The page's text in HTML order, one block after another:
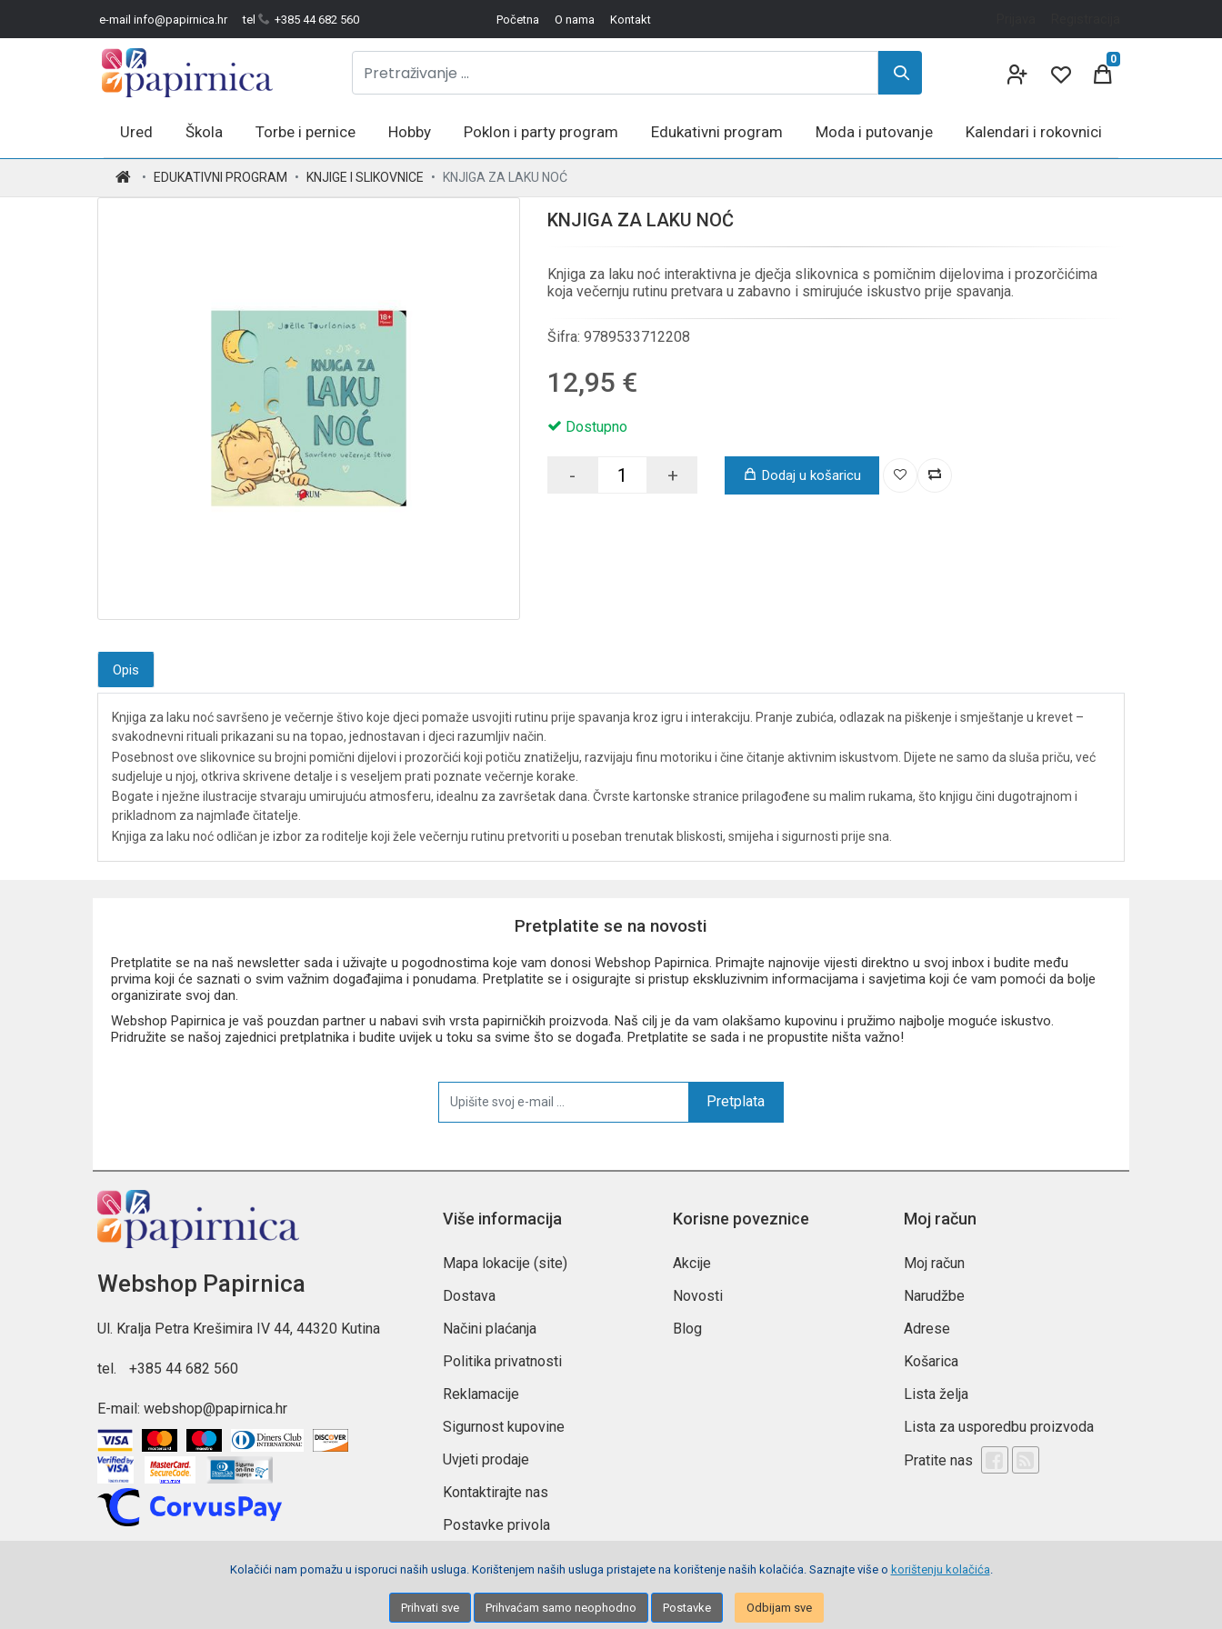
e-mail info@papirnica.hr tel +385 44 682 560 Početna O nama Kontakt
0
Ured Škola Torbe i pernice Hobby Poklon i party program Edukativni program Moda i putovanje Kalendari i rokovnici
EDUKATIVNI PROGRAM KNJIGE I SLIKOVNICE KNJIGA ZA LAKU NOĆ
KNJIGA ZA LAKU NOĆ
Knjiga za laku noć interaktivna je dječja slikovnica s pomičnim dijelovima i prozorčićima
koja večernju rutinu pretvara u zabavno i smirujuće iskustvo prije spavanja.
Šifra: 9789533712208
12,95 €
Dostupno
- + Dodaj u košaricu
Opis
Knjiga za laku noć savršeno je večernje štivo koje djeci pomaže usvojiti rutinu prije spavanja kroz igru i interakciju. Pranje zubića, odlazak na piškenje i smještanje u krevet –
svakodnevni rituali prikazani su na topao, jednostavan i djeci razumljiv način.
Posebnost ove slikovnice su brojni pomični dijelovi i prozorčići koji potiču znatiželju, razvijaju finu motoriku i čine čitanje aktivnim iskustvom. Dijete ne samo da sluša priču, već
sudjeluje u njoj, otkriva skrivene detalje i s veseljem prati poznate večernje korake.
Bogate i nježne ilustracije stvaraju umirujuću atmosferu, idealnu za završetak dana. Čvrste kartonske stranice prilagođene su malim rukama, što knjigu čini dugotrajnom i
prikladnom za najmlađe čitatelje.
Knjiga za laku noć odličan je izbor za roditelje koji žele večernju rutinu pretvoriti u poseban trenutak bliskosti, smijeha i sigurnosti prije sna.
Pretplatite se na novosti
Pretplatite se na naš newsletter sada i uživajte u pogodnostima koje vam donosi Webshop Papirnica. Primajte najnovije vijesti direktno u svoj inbox i budite među
prvima koji će saznati o svim važnim događajima i ponudama. Pretplatite se i osigurajte si pristup ekskluzivnim informacijama i savjetima koji će vam pomoći da bolje
organizirate svoj dan.
Webshop Papirnica je vaš pouzdan partner u nabavi svih vrsta papirničkih proizvoda. Naš cilj je da vam olakšamo kupovinu i pružimo najbolje moguće iskustvo.
Pridružite se našoj zajednici pretplatnika i budite uvijek u toku sa svime što se događa. Pretplatite se sada i ne propustite ništa važno!
Pretplata
Webshop Papirnica
Ul. Kralja Petra Krešimira IV 44, 44320 Kutina
tel. +385 44 682 560
E-mail: webshop@papirnica.hr
Više informacija
Mapa lokacije (site)
Dostava
Načini plaćanja
Politika privatnosti
Reklamacije
Sigurnost kupovine
Uvjeti prodaje
Kontaktirajte nas
Postavke privola
Korisne poveznice
Akcije
Novosti
Blog
Moj račun
Moj račun
Narudžbe
Adrese
Košarica
Lista želja
Lista za usporedbu proizvoda
Pratite nas
Izrada stranica Net plus d.o.o.
Kolačići nam pomažu u isporuci naših usluga. Korištenjem naših usluga pristajete na korištenje naših kolačića. Saznajte više o korištenju kolačića.
Prihvati sve Prihvaćam samo neophodno Postavke Odbijam sve